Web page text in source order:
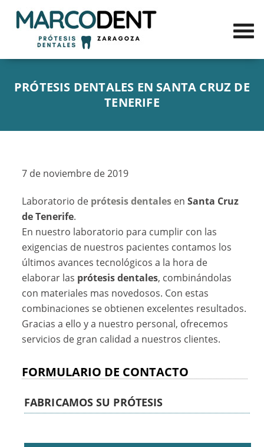
PRÓTESIS DENTALES EN SANTA CRUZ DE
TENERIFE
7 de noviembre de 2019
Laboratorio de prótesis dentales enSanta Cruz
de Tenerife.
En nuestro laboratorio para cumplir con las
exigencias de nuestros pacientes contamos los
últimos avances tecnológicos a la hora de
elaborar las prótesis dentales, combinándolas
con materiales mas novedosos. Con estas
combinaciones se obtienen excelentes resultados.
Gracias a ello y a nuestro personal, ofrecemos
servicios de gran calidad a nuestros clientes.
FORMULARIO DE CONTACTO
FABRICAMOS SU PRÓTESIS